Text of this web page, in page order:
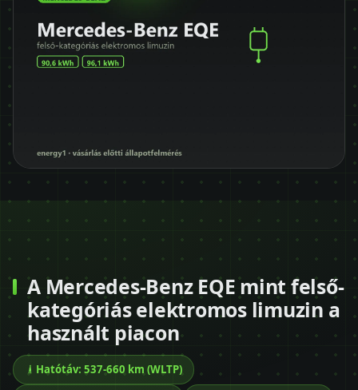
A Mercedes-Benz EQE mint felső-
kategóriás elektromos limuzin a
használt piacon
Hatótáv: 537-660 km (WLTP)